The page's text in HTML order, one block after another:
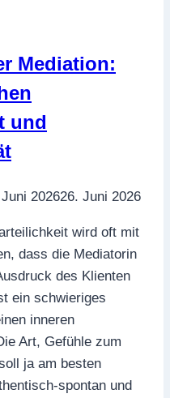
Media­tion:
und
202626. Juni 2026
wird oft mit
dass die Mediatorin
des Klienten
ein schwieriges
inneren
Art, Gefühle zum
ja am besten
spontan und